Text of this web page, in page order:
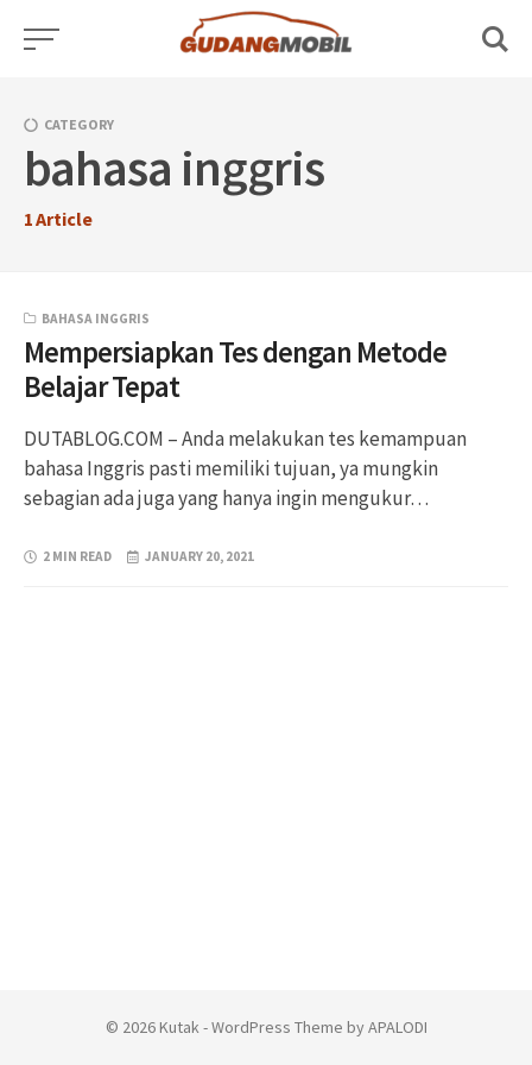
CATEGORY
bahasa inggris
1Article
BAHASA INGGRIS
Mempersiapkan Tes dengan Metode
Belajar Tepat
DUTABLOG.COM – Anda melakukan tes kemampuan
bahasa Inggris pasti memiliki tujuan, ya mungkin
sebagian ada juga yang hanya ingin mengukur…
2 MIN READ JANUARY 20, 2021
© 2026 Kutak - WordPress Theme by APALODI